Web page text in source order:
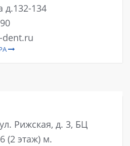
д.132-134
dent.ru
Рижская, д. 3, БЦ
(2 этаж) м.